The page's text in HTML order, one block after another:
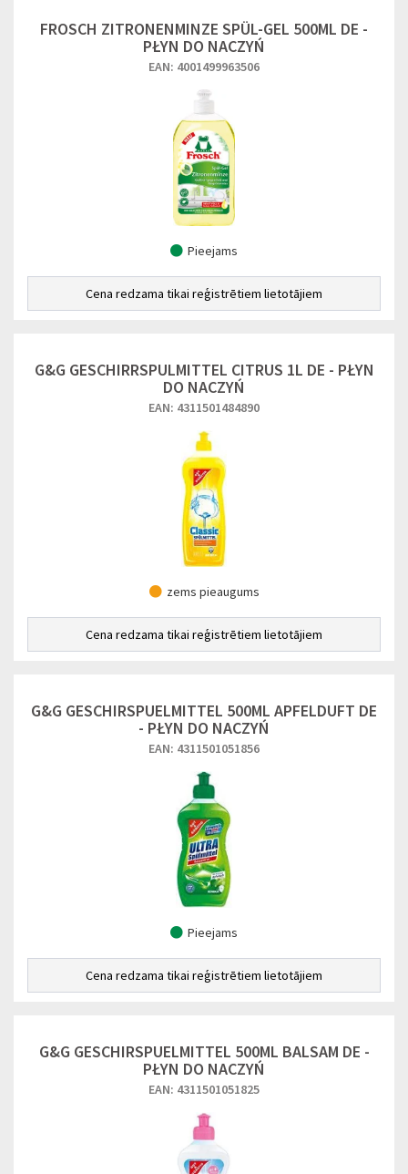
FROSCH ZITRONENMINZE SPÜL-GEL 500ML DE -
PŁYN DO NACZYŃ
EAN: 4001499963506
Pieejams
Cena redzama tikai reģistrētiem lietotājiem
G&G GESCHIRRSPULMITTEL CITRUS 1L DE - PŁYN
DO NACZYŃ
EAN: 4311501484890
zems pieaugums
Cena redzama tikai reģistrētiem lietotājiem
G&G GESCHIRSPUELMITTEL 500ML APFELDUFT DE
- PŁYN DO NACZYŃ
EAN: 4311501051856
Pieejams
Cena redzama tikai reģistrētiem lietotājiem
G&G GESCHIRSPUELMITTEL 500ML BALSAM DE -
PŁYN DO NACZYŃ
EAN: 4311501051825